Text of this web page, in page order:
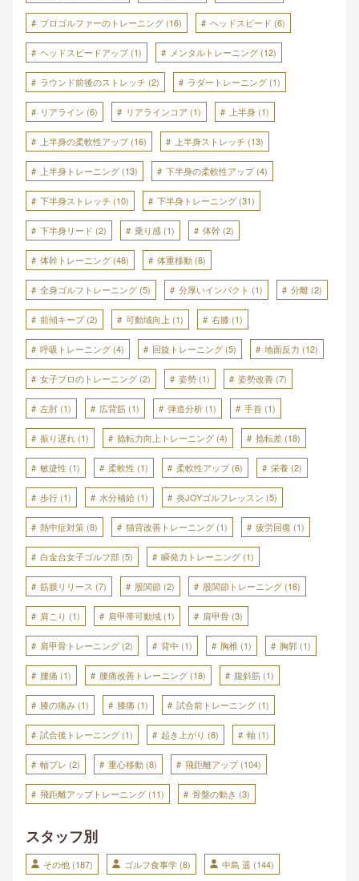
プロゴルファーのトレーニング (16) ヘッドスピード (6)
ヘッドスピードアップ(1) メンタルトレーニング (12)
ラウンド前後のストレッチ (2) ラダートレーニング (1)
リアライン (6) リアラインコア (1) 上半身 (1)
上半身の柔軟性アップ(16) 上半身ストレッチ (13)
上半身トレーニング (13) 下半身の柔軟性アップ(4)
下半身ストレッチ (10) 下半身トレーニング (31)
下半身リード (2) 乗り感 (1) 体幹 (2)
体幹トレーニング (48) 体重移動 (8)
全身ゴルフトレーニング (5) 分厚いインパクト (1) 分離 (2)
前傾キープ(2) 可動域向上 (1) 右膝 (1)
呼吸トレーニング (4) 回旋トレーニング (5) 地面反力 (12)
女子プロのトレーニング (2) 姿勢 (1) 姿勢改善 (7)
左肘 (1) 広背筋 (1) 弾道分析 (1) 手首 (1)
振り遅れ (1) 捻転力向上トレーニング (4) 捻転差 (18)
敏捷性 (1) 柔軟性 (1) 柔軟性アップ(6) 栄養 (2)
歩行 (1) 水分補給 (1) 炎JOYゴルフレッスン (5)
熱中症対策 (8) 猫背改善トレーニング (1) 疲労回復 (1)
白金台女子ゴルフ部 (5) 瞬発力トレーニング (1)
筋膜リリース (7) 股関節 (2) 股関節トレーニング (18)
肩こり (1) 肩甲帯可動域 (1) 肩甲骨 (3)
肩甲骨トレーニング (2) 背中 (1) 胸椎 (1) 胸郭 (1)
腰痛 (1) 腰痛改善トレーニング (18) 腹斜筋 (1)
膝の痛み (1) 膝痛 (1) 試合前トレーニング (1)
試合後トレーニング (1) 起き上がり (8) 軸 (1)
軸ブレ (2) 重心移動 (8) 飛距離アップ(104)
飛距離アップトレーニング (11) 骨盤の動き (3)
スタッフ別
その他 (187) ゴルフ食事学 (8) 中島 遥 (144)